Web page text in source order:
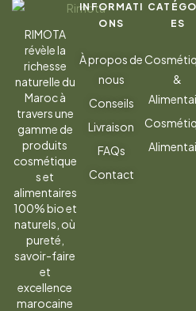
RIMOTA
révèle la
richesse
naturelle du
Maroc à
travers une
gamme de
produits
cosmétique
s et
alimentaires
100% bio et
naturels, où
pureté,
savoir-faire
et
excellence
marocaine
INFORMATI
ONS
À propos de
nous
Conseils
Livraison
FAQs
Contact
ES
&